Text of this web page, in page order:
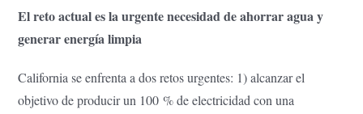
El reto actual es la urgente necesidad de ahorrar agua y
generar energía limpia
California se enfrenta a dos retos urgentes: 1) alcanzar el
objetivo de producir un 100 % de electricidad con una